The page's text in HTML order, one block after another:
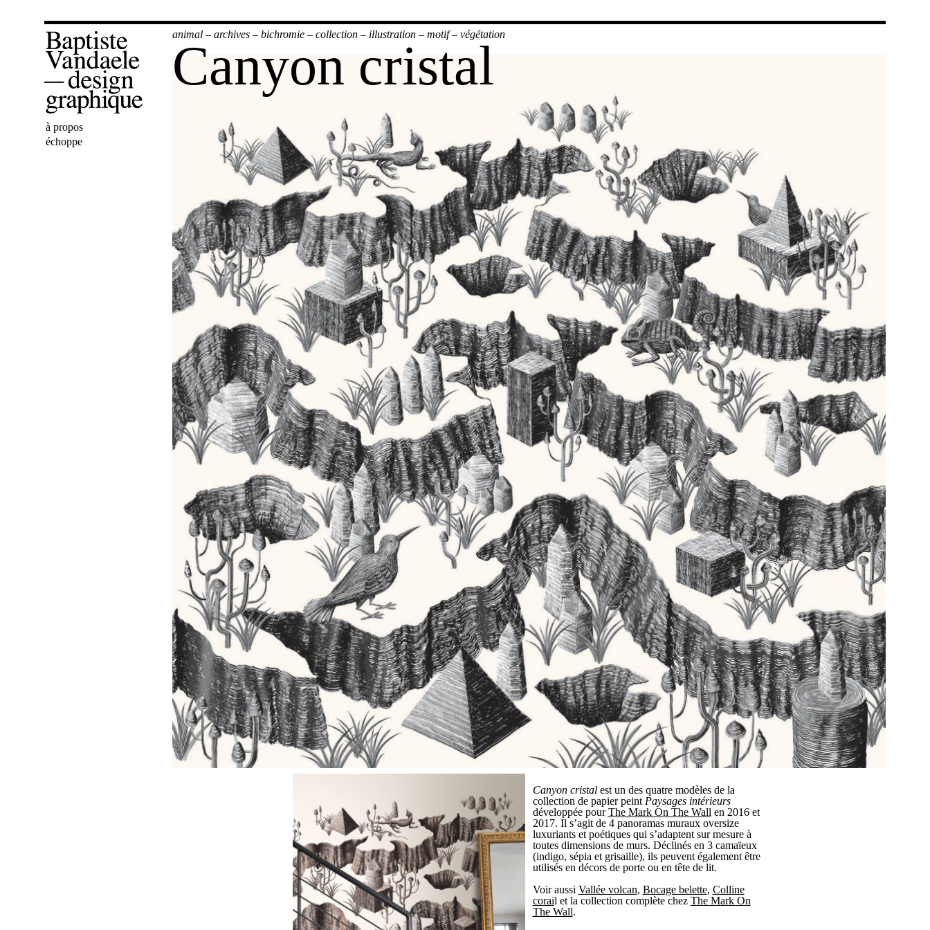
Baptiste
Bienvenue
à propos
échoppe
animal – archives – bichromie – collection – illustration – motif– végétation
Canyon cristal
Canyon cristalest un des quatre modèles de la
collection de papier peint Paysages intérieurs
développée pourThe Mark On The Wall en 2016 et
2017. Il s’agit de 4 panoramas muraux oversize
luxuriants et poétiques qui s’adaptent sur mesure à
toutes dimensions de murs. Déclinés en 3 camaïeux
(indigo, sépia et grisaille), ils peuvent également être
utilisés en décors de porte ou en tête de lit.
Voir aussi Vallée volcan, Bocage belette, Colline
corail et la collection complète chez The Mark On
The Wall.